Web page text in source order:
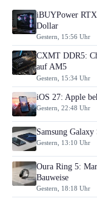
iBUYPower
Dollar
Gestern, 15:56 Uhr
CXMT DDR5:
auf AM5
Gestern, 15:34 Uhr
iOS 27: Apple
Gestern, 22:48 Uhr
Samsung
Gestern, 13:10 Uhr
Oura Ring 5:
Bauweise
Gestern, 18:18 Uhr